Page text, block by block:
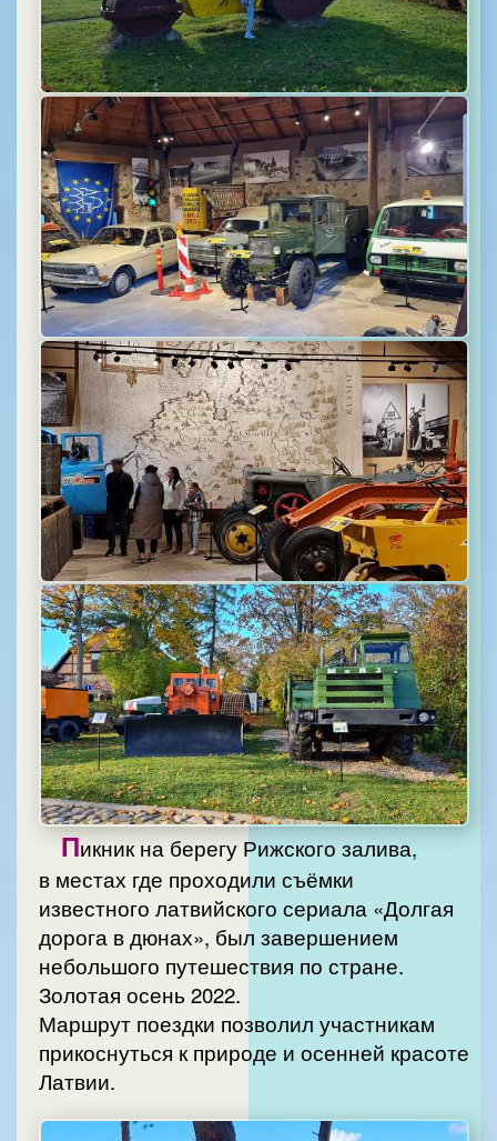
Пикник на берегу Рижского залива,
в местах где проходили съёмки
известного латвийского сериала «Долгая
дорога в дюнах», был завершением
небольшого путешествия по стране.
Золотая осень 2022.
Маршрут поездки позволил участникам
прикоснуться к природе и осенней красоте